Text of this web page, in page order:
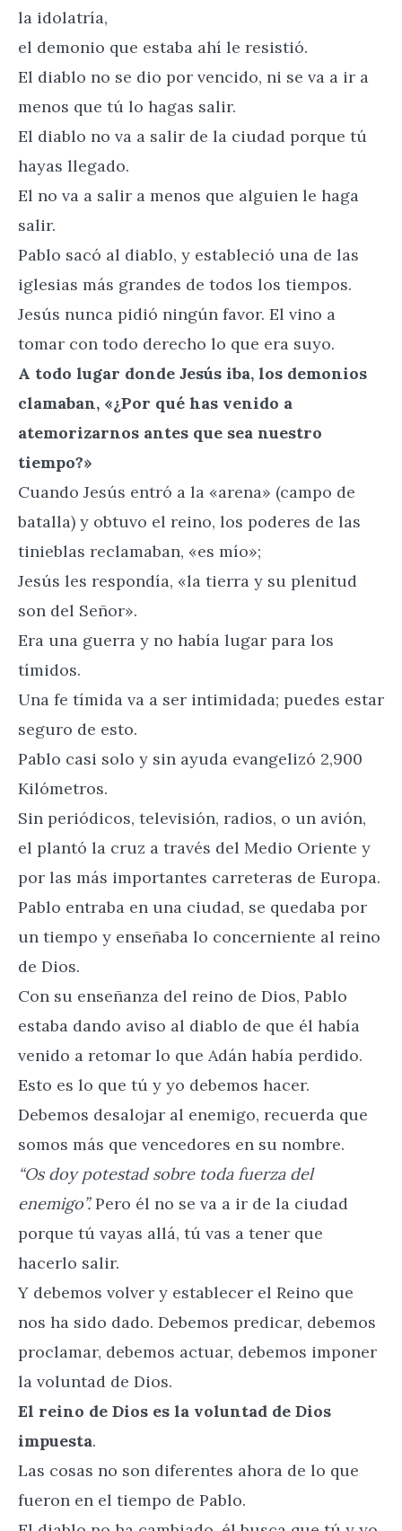
la idolatría,
el demonio que estaba ahí le resistió.
El diablo no se dio por vencido, ni se va a ir a
menos que tú lo hagas salir.
El diablo no va a salir de la ciudad porque tú
hayas llegado.
El no va a salir a menos que alguien le haga
salir.
Pablo sacó al diablo, y estableció una de las
iglesias más grandes de todos los tiempos.
Jesús nunca pidió ningún favor. El vino a
tomar con todo derecho lo que era suyo.
A todo lugar donde Jesús iba, los demonios
clamaban, «¿Por qué has venido a
atemorizarnos antes que sea nuestro
tiempo?»
Cuando Jesús entró a la «arena» (campo de
batalla) y obtuvo el reino, los poderes de las
tinieblas reclamaban, «es mío»;
Jesús les respondía, «la tierra y su plenitud
son del Señor».
Era una guerra y no había lugar para los
tímidos.
Una fe tímida va a ser intimidada; puedes estar
seguro de esto.
Pablo casi solo y sin ayuda evangelizó 2,900
Kilómetros.
Sin periódicos, televisión, radios, o un avión,
el plantó la cruz a través del Medio Oriente y
por las más importantes carreteras de Europa.
Pablo entraba en una ciudad, se quedaba por
un tiempo y enseñaba lo concerniente al reino
de Dios.
Con su enseñanza del reino de Dios, Pablo
estaba dando aviso al diablo de que él había
venido a retomar lo que Adán había perdido.
Esto es lo que tú y yo debemos hacer.
Debemos desalojar al enemigo, recuerda que
somos más que vencedores en su nombre.
“Os doy potestad sobre toda fuerza del
enemigo”.Pero él no se va a ir de la ciudad
porque tú vayas allá, tú vas a tener que
hacerlo salir.
Y debemos volver y establecer el Reino que
nos ha sido dado. Debemos predicar, debemos
proclamar, debemos actuar, debemos imponer
la voluntad de Dios.
El reino de Dios es la voluntad de Dios
impuesta.
Las cosas no son diferentes ahora de lo que
fueron en el tiempo de Pablo.